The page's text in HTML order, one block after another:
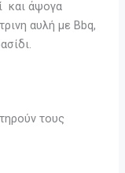
και άψογα
αυλή με Bbq,
τους